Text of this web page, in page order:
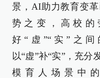
景，AI助力教育变
势之变，高校的
好“虚”“实”之
以“虚”补“实”，充分
模育人场景中